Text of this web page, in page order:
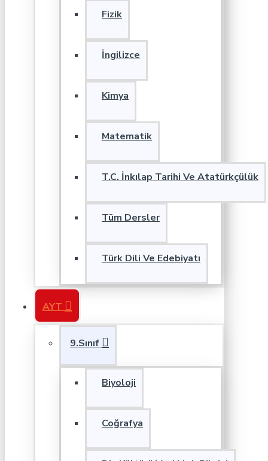
Fizik
İngilizce
Kimya
Matematik
T.C. İnkılap Tarihi Ve Atatürkçülük
Tüm Dersler
Türk Dili Ve Edebiyatı
AYT
9.Sınıf
Biyoloji
Coğrafya